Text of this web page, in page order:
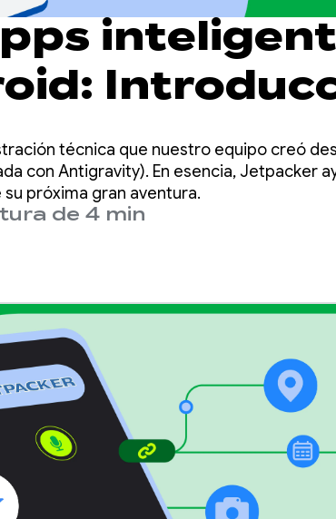
técnica que nuestro equipo creó
con Antigravity). En esencia, Jetpacker
próxima gran aventura.
de 4 min